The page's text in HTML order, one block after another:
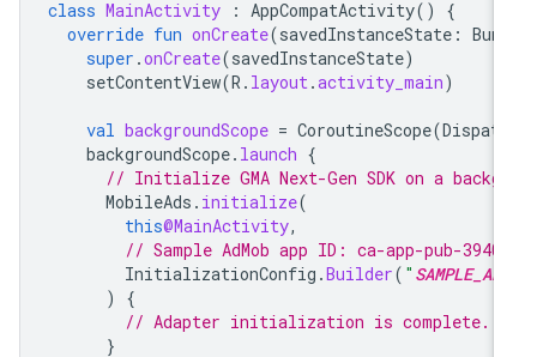
class MainActivity : AppCompatActivity ()
override
fun onCreate(savedInstanceState:
super.onCreate(savedInstanceState
setContentView (R.layout.activity_main
val backgroundScope = CoroutineScope(
backgroundScope.launch
// Initialize GMA Next-Gen SDK on a
MobileAds.initialize
this@MainActivity
// Sample AdMob app ID: ca-app-pub-
InitializationConfig.Builder("
// Adapter initialization is complete.